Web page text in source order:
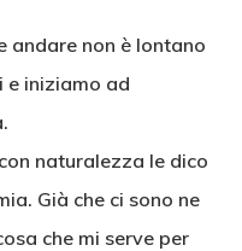
andare non è lontano
e iniziamo ad
naturalezza le dico
Già che ci sono ne
che mi serve per